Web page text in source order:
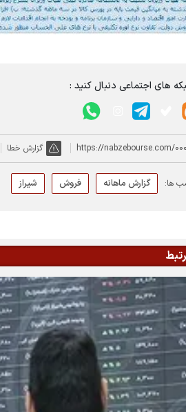
های اجتماعی دنبال کنید :
https://nabzebourse.com/ گزارش خطا
ها: گزارش ماهانه فروش شیراز